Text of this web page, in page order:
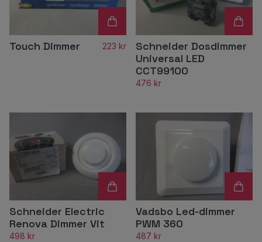
Touch Dimmer 223 kr
Schneider Dosdimmer
Universal LED
CCT99100
476 kr
Schneider Electric
Renova Dimmer Vit
498 kr
Vadsbo Led-dimmer
PWM 360
487 kr